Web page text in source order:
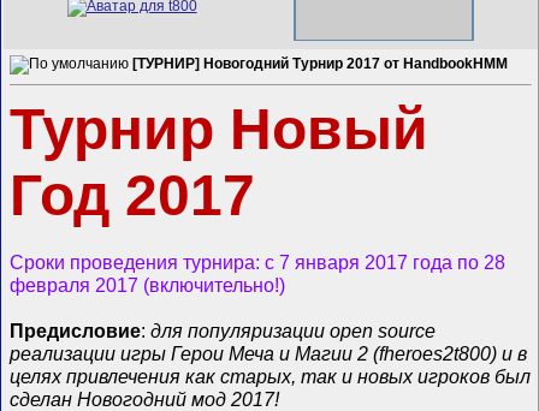
[ТУРНИР] Новогoдний Турнир 2017 от HandbookHMM
Турнир Новый
Год 2017
Сроки проведения турнира: с 7 января 2017 года по 28
февраля 2017 (включительно!)
Предисловие:для популяризации open source
реализации игры Герои Меча и Магии 2 (fheroes2t800) и в
целях привлечения как старых, так и новых игроков был
сделан Новогодний мод 2017!